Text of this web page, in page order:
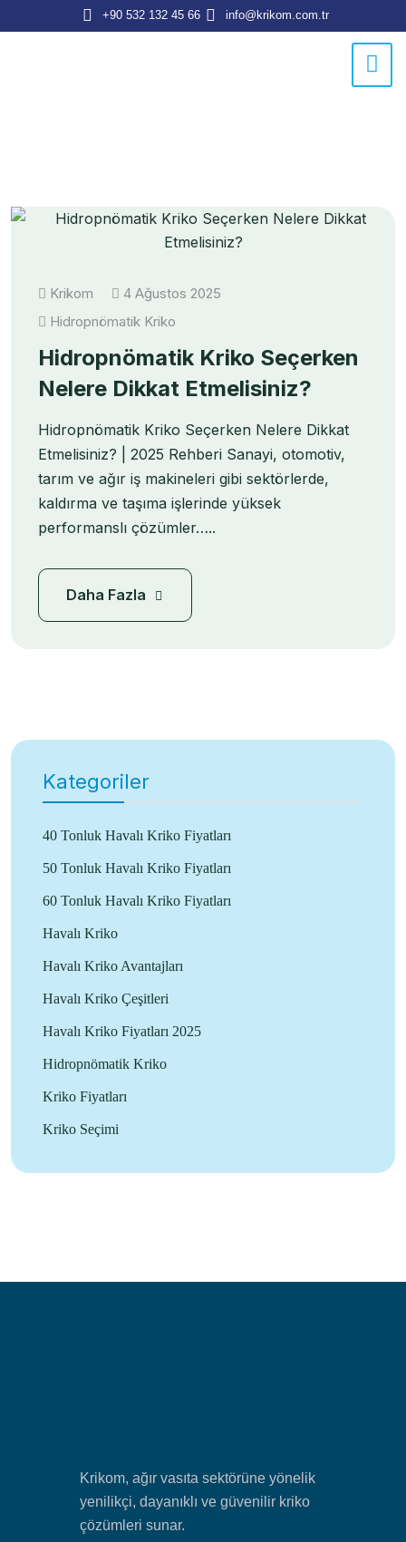
+90 532 132 45 66 info@krikom.com.tr
Krikom
4 Ağustos 2025
Hidropnömatik Kriko
Hidropnömatik Kriko Seçerken
Nelere Dikkat Etmelisiniz?
Hidropnömatik Kriko Seçerken Nelere Dikkat
Etmelisiniz? | 2025 Rehberi Sanayi, otomotiv,
tarım ve ağır iş makineleri gibi sektörlerde,
kaldırma ve taşıma işlerinde yüksek
performanslı çözümler…..
Daha Fazla
Kategoriler
40 Tonluk Havalı Kriko Fiyatları
50 Tonluk Havalı Kriko Fiyatları
60 Tonluk Havalı Kriko Fiyatları
Havalı Kriko
Havalı Kriko Avantajları
Havalı Kriko Çeşitleri
Havalı Kriko Fiyatları 2025
Hidropnömatik Kriko
Kriko Fiyatları
Kriko Seçimi
Krikom, ağır vasıta sektörüne yönelik
yenilikçi, dayanıklı ve güvenilir kriko
çözümleri sunar.